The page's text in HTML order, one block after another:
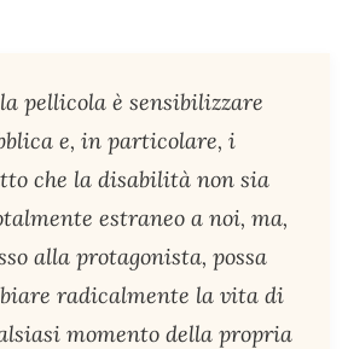
pellicola è sensibilizzare
e, in particolare, i
che la disabilità non sia
estraneo a noi, ma,
alla protagonista, possa
radicalmente la vita di
momento della propria